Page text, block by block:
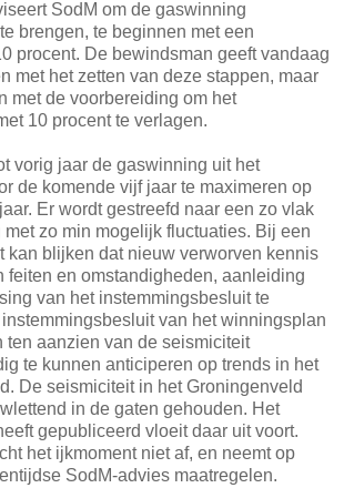
SodM om de gaswinning
brengen, te beginnen met een
procent. De bewindsman geeft vandaag
met het zetten van deze stappen, maar
met de voorbereiding om het
10 procent te verlagen.
vorig jaar de gaswinning uit het
de komende vijf jaar te maximeren op
Er wordt gestreefd naar een zo vlak
zo min mogelijk fluctuaties. Bij een
kan blijken dat nieuw verworven kennis
feiten en omstandigheden, aanleiding
van het instemmingsbesluit te
van het winningsplan
ten aanzien van de seismiciteit
te kunnen anticiperen op trends in het
De seismiciteit in het Groningenveld
in de gaten gehouden. Het
gepubliceerd vloeit daar uit voort.
het ijkmoment niet af, en neemt op
SodM-advies maatregelen.